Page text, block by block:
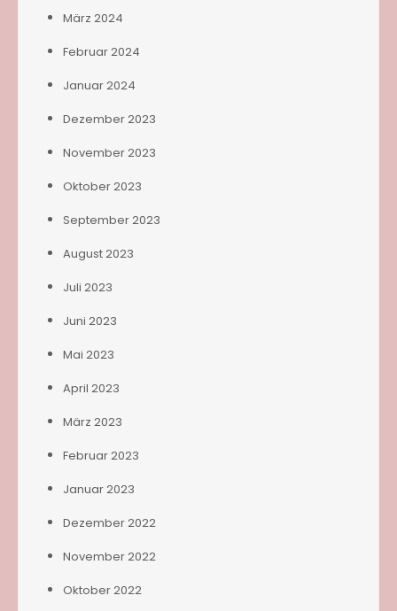
März 2024
Februar 2024
Januar 2024
Dezember 2023
November 2023
Oktober 2023
September 2023
August 2023
Juli 2023
Juni 2023
Mai 2023
April 2023
März 2023
Februar 2023
Januar 2023
Dezember 2022
November 2022
Oktober 2022